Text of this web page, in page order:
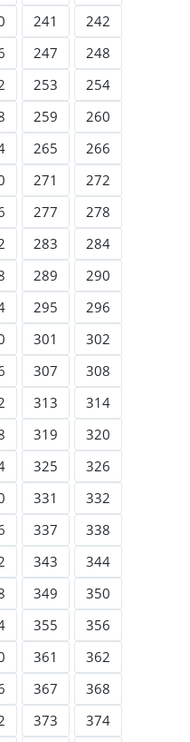
241
242
247
248
253
254
259
260
265
266
271
272
277
278
283
284
289
290
295
296
301
302
307
308
313
314
319
320
325
326
331
332
337
338
343
344
349
350
355
356
361
362
367
368
373 374